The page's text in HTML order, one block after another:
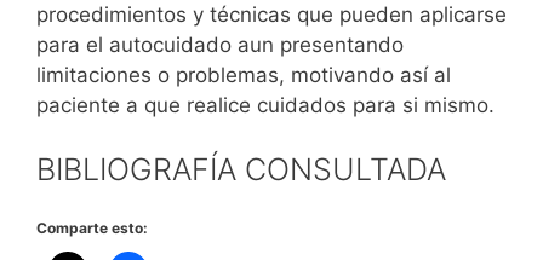
procedimientos y técnicas que pueden aplicarse
para el autocuidado aun presentando
limitaciones o problemas, motivando así al
paciente a que realice cuidados para si mismo.
BIBLIOGRAFÍA CONSULTADA
Comparte esto: